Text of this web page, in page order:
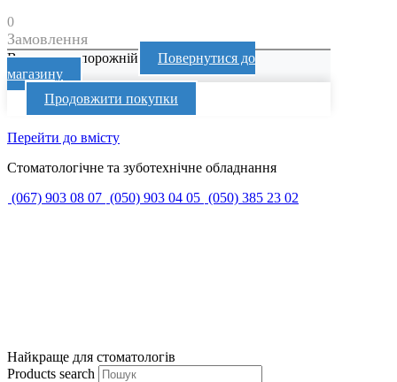
0
Замовлення
Ваш кошик порожній
Повернутися до
магазину
Продовжити покупки
Перейти до вмісту
Стоматологічне та зуботехнічне обладнання
(067) 903 08 07 (050) 903 04 05 (050) 385 23 02
Найкраще для стоматологів
Products search